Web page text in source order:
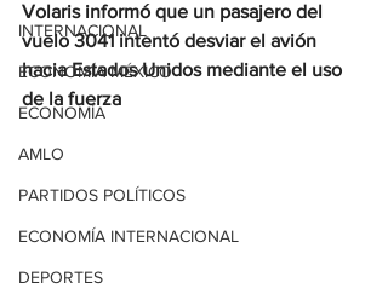
INTERNACIONAL
ECONOMÍA MÉXICO
ECONOMÍA
AMLO
PARTIDOS POLÍTICOS
ECONOMÍA INTERNACIONAL
DEPORTES
Volaris informó que un pasajero del
vuelo 3041 intentó desviar el avión
hacia Estados Unidos mediante el uso
de la fuerza